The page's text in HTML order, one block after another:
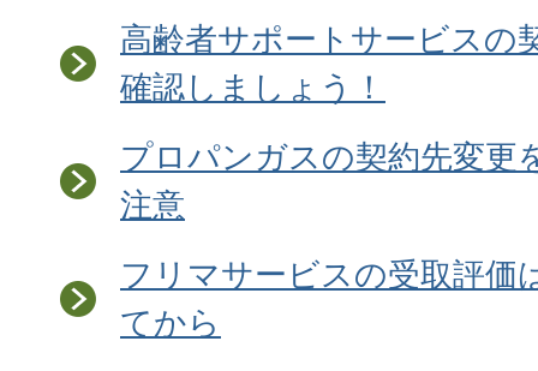
高齢者サポートサービスの
確認しましょう！
プロパンガスの契約先変更
注意
フリマサービスの受取評価
てから